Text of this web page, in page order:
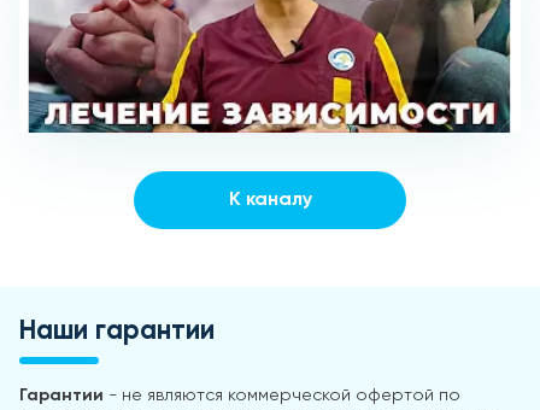
К каналу
Наши гарантии
Гарантии - не являются коммерческой офертой по